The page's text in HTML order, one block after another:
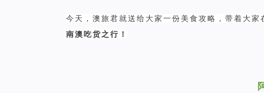
今天，澳旅君就送给大家一份美食攻略，带着大
南澳吃货之行！